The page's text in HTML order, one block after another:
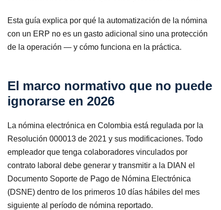
Esta guía explica por qué la automatización de la nómina
con un ERP no es un gasto adicional sino una protección
de la operación — y cómo funciona en la práctica.
El marco normativo que no puede
ignorarse en 2026
La nómina electrónica en Colombia está regulada por la
Resolución 000013 de 2021 y sus modificaciones. Todo
empleador que tenga colaboradores vinculados por
contrato laboral debe generar y transmitir a la DIAN el
Documento Soporte de Pago de Nómina Electrónica
(DSNE) dentro de los primeros 10 días hábiles del mes
siguiente al período de nómina reportado.